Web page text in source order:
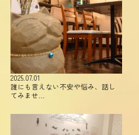
2025.07.01
誰にも言えない不安や悩み、話し
てみませ…